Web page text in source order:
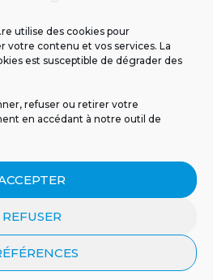
utilise des cookies pour
votre contenu et vos services. La
est susceptible de dégrader des
refuser ou retirer votre
en accédant à notre outil de
REFUSER
BLOG
POLITIQUE DE CONFIDENTIALITÉ